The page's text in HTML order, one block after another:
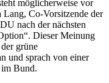
möglicherweise vor
Co-Vorsitzende der
nach der nächsten
Dieser Meinung
grüne
und sprach von einer
im Bund.